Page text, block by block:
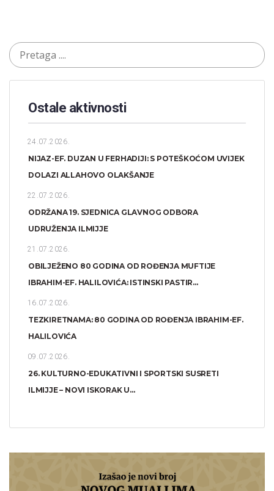
Ostale aktivnosti
24.07.2026.
NIJAZ-EF. DUZAN U FERHADIJI: S POTEŠKOĆOM UVIJEK
DOLAZI ALLAHOVO OLAKŠANJE
22.07.2026.
ODRŽANA 19. SJEDNICA GLAVNOG ODBORA
UDRUŽENJA ILMIJJE
21.07.2026.
OBILJEŽENO 80 GODINA OD ROĐENJA MUFTIJE
IBRAHIM-EF. HALILOVIĆA: ISTINSKI PASTIR...
16.07.2026.
TEZKIRETNAMA: 80 GODINA OD ROĐENJA IBRAHIM-EF.
HALILOVIĆA
09.07.2026.
26. KULTURNO-EDUKATIVNI I SPORTSKI SUSRETI
ILMIJJE – NOVI ISKORAK U...